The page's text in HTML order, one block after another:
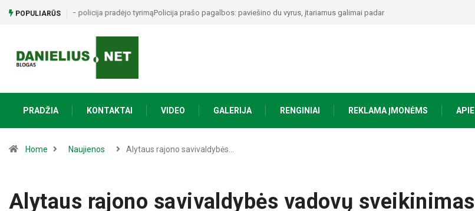
POPULIARŪS Policija prašo pagalbos: paviešino du vyrus, įtariamus galimai padariusius vagystes Alytuje ir Dauguose
PRADŽIA KONTAKTAI VIDEO GALERIJA RENGINIAI REKLAMA ĮMONĖMS APIE
Home Naujienos Alytaus rajono savivaldybės…
Alytaus rajono savivaldybės vadovų sveikinimas